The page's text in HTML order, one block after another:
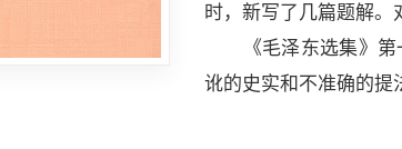
时，新写了几篇题解。
《毛泽东选集》第
讹的史实和不准确的提